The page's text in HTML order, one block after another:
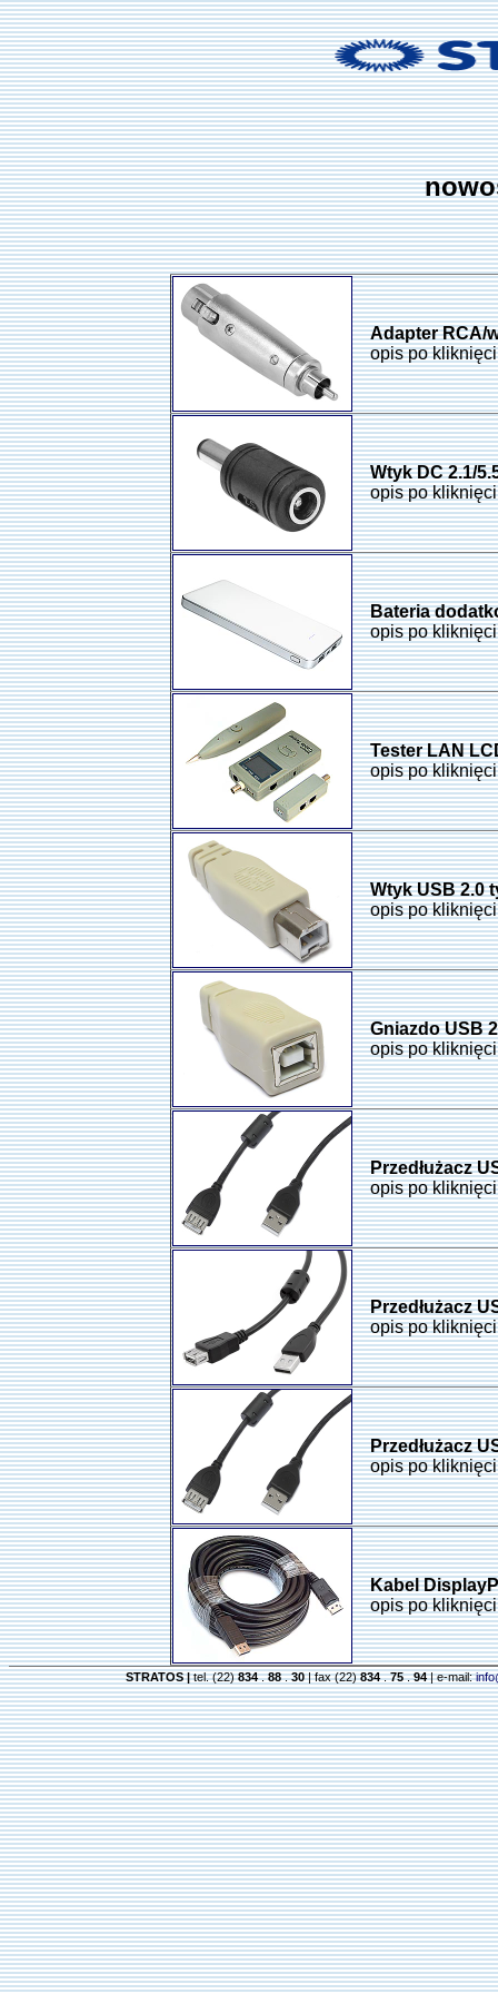
Adapter RCA/
opis po
Wtyk DC 2.1/
opis po
Bateria
opis po
Tester LAN
opis po
Wtyk USB 2.0
opis po
Gniazdo USB
opis po
Przedłużacz
opis po
Przedłużacz
opis po
Przedłużacz
opis po
Kabel
opis po
STRATOS |tel. (22)834.88.30| fax (22)834.75.94| e-mail: